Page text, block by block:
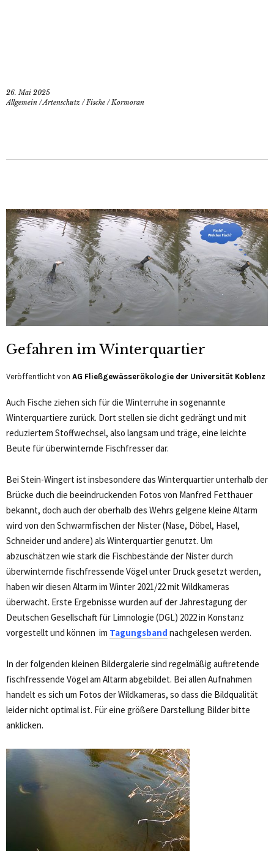
26. Mai 2025
Allgemein /Artenschutz /Fische /Kormoran
Gefahren im Winterquartier
Veröffentlicht von AG Fließgewässerökologie der Universität Koblenz
Auch Fische ziehen sich für die Winterruhe in sogenannte
Winterquartiere zurück. Dort stellen sie dicht gedrängt und mit
reduziertem Stoffwechsel, also langsam und träge, eine leichte
Beute für überwinternde Fischfresser dar.
Bei Stein-Wingert ist insbesondere das Winterquartier unterhalb der
Brücke duch die beeindruckenden Fotos von Manfred Fetthauer
bekannt, doch auch der oberhalb des Wehrs gelgene kleine Altarm
wird von den Schwarmfischen der Nister (Nase, Döbel, Hasel,
Schneider und andere) als Winterquartier genutzt. Um
abzuschätzen wie stark die Fischbestände der Nister durch
überwinternde fischfressende Vögel unter Druck gesetzt werden,
haben wir diesen Altarm im Winter 2021/22 mit Wildkameras
überwacht. Erste Ergebnisse wurden auf der Jahrestagung der
Deutschen Gesellschaft für Limnologie (DGL) 2022 in Konstanz
vorgestellt und können im Tagungsband nachgelesen werden.
In der folgenden kleinen Bildergalerie sind regelmäßig auftretende
fischfressende Vögel am Altarm abgebildet. Bei allen Aufnahmen
handelt es sich um Fotos der Wildkameras, so dass die Bildqualität
leider nicht optimal ist. Für eine größere Darstellung Bilder bitte
anklicken.